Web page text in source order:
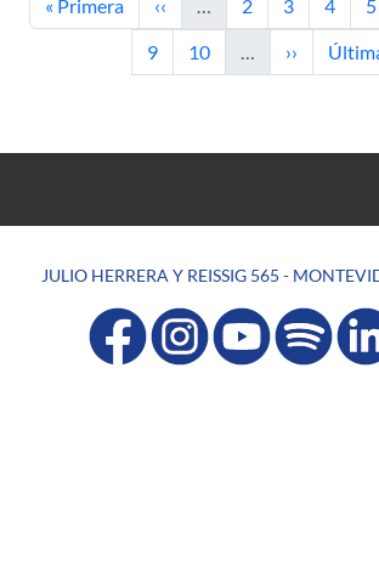
« Primera ‹‹ … 2 3 4 5
Página
9 Página
10 … Siguiente
››
JULIO HERRERA Y REISSIG 565 -